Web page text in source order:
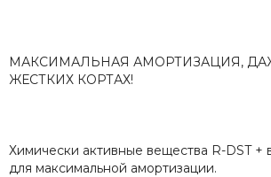
МАКСИМАЛЬНАЯ АМОРТИЗАЦИЯ,
ЖЕСТКИХ КОРТАХ!
Химически активные вещества R-DST +
для максимальной амортизации.